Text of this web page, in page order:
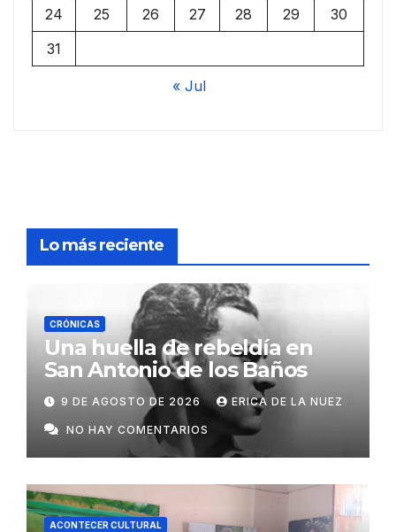
24
25 26 27 28 29
30
31
« Jul
Lo más reciente
CRÓNICAS
Una huella de rebeldía en
San Antonio de los Baños
9 DE AGOSTO DE 2026 ERICA DE LA NUEZ
NO HAY COMENTARIOS
ACONTECER CULTURAL